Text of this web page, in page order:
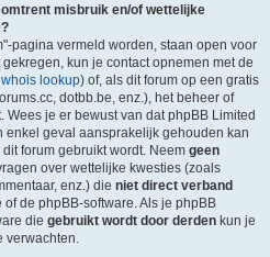
misbruik en/of wettelijke
pagina vermeld worden, staan open voor
kun je contact opnemen met de
whois lookup) of, als dit forum op een gratis
dotbb.be, enz.), het beheer of
je er bewust van dat phpBB Limited
enkel geval aansprakelijk gehouden kan
forum gebruikt wordt. Neem geen
over wettelijke kwesties (zoals
enz.) die niet direct verband
de phpBB-software. Als je phpBB
die gebruikt wordt door derden kun je